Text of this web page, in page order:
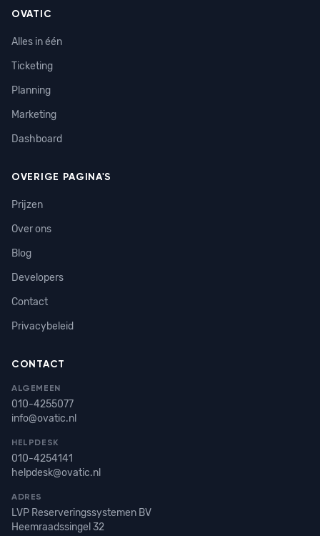
OVATIC
Alles in één
Ticketing
Planning
Marketing
Dashboard
OVERIGE PAGINA'S
Prijzen
Over ons
Blog
Developers
Contact
Privacybeleid
CONTACT
ALGEMEEN
010-4255077
info@ovatic.nl
HELPDESK
010-4254141
helpdesk@ovatic.nl
ADRES
LVP Reserveringssystemen BV
Heemraadssingel 32